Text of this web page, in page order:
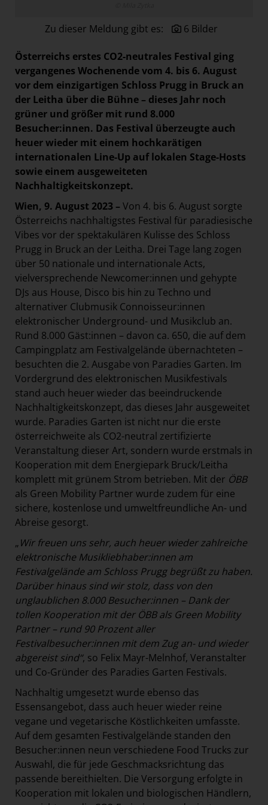
section.d
Swiss Life Select
The Companion
The Hoxton
Unibail-Rodamco-Westfield
Vöslauer
NMK
MEDIA
KONTAKT
Zu dieser Meldung gibt es: 6 Bilder
Österreichs erstes CO2-neutrales Festival ging
vergangenes Wochenende vom 4. bis 6. August
vor dem einzigartigen Schloss Prugg in Bruck an
der Leitha über die Bühne – dieses Jahr noch
grüner und größer mit rund 8.000
Besucher:innen. Das Festival überzeugte auch
heuer wieder mit einem hochkarätigen
internationalen Line-Up auf lokalen Stage-Hosts
sowie einem ausgeweiteten
Nachhaltigkeitskonzept.
Wien, 9. August 2023 – Von 4. bis 6. August sorgte
Österreichs nachhaltigstes Festival für paradiesische
Vibes vor der spektakulären Kulisse des Schloss
Prugg in Bruck an der Leitha. Drei Tage lang zogen
über 50 nationale und internationale Acts,
vielversprechende Newcomer:innen und gehypte
DJs aus House, Disco bis hin zu Techno und
alternativer Clubmusik Connoisseur:innen
elektronischer Underground- und Musikclub an.
Rund 8.000 Gäst:innen – davon ca. 650, die auf dem
Campingplatz am Festivalgelände übernachteten –
besuchten die 2. Ausgabe von Paradies Garten. Im
Vordergrund des elektronischen Musikfestivals
stand auch heuer wieder das beeindruckende
Nachhaltigkeitskonzept, das dieses Jahr ausgeweitet
wurde. Paradies Garten ist nicht nur die erste
österreichweite als CO2-neutral zertifizierte
Veranstaltung dieser Art, sondern wurde erstmals in
Kooperation mit dem Energiepark Bruck/Leitha
komplett mit grünem Strom betrieben. Mit der ÖBB
als Green Mobility Partner wurde zudem für eine
sichere, kostenlose und umweltfreundliche An- und
Abreise gesorgt.
„Wir freuen uns sehr, auch heuer wieder zahlreiche
elektronische Musikliebhaber:innen am
Festivalgelände am Schloss Prugg begrüßt zu haben.
Darüber hinaus sind wir stolz, dass von den
unglaublichen 8.000 Besucher:innen – Dank der
tollen Kooperation mit der ÖBB als Green Mobility
Partner – rund 90 Prozent aller
Festivalbesucher:innen mit dem Zug an- und wieder
abgereist sind“, so Felix Mayr-Melnhof, Veranstalter
und Co-Gründer des Paradies Garten Festivals.
Nachhaltig umgesetzt wurde ebenso das
Essensangebot, dass auch heuer wieder reine
vegane und vegetarische Köstlichkeiten umfasste.
Auf dem gesamten Festivalgelände standen den
Besucher:innen neun verschiedene Food Trucks zur
Auswahl, die für jede Geschmacksrichtung das
passende bereithielten. Die Versorgung erfolgte in
Kooperation mit lokalen und biologischen Händlern,